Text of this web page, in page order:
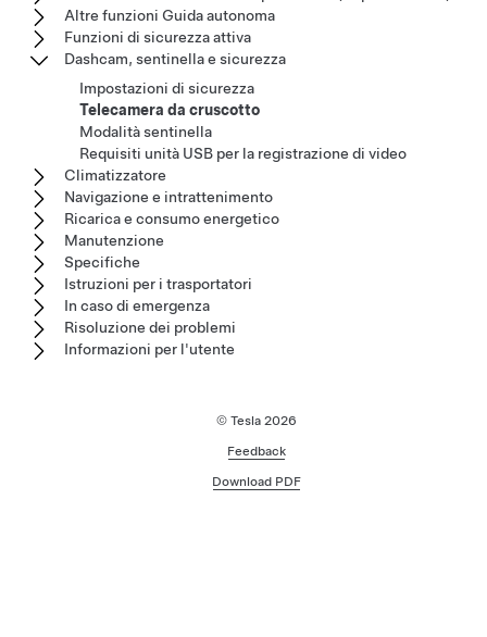
Altre funzioni Guida autonoma
Funzioni di sicurezza attiva
Dashcam, sentinella e sicurezza
Impostazioni di sicurezza
Telecamera da cruscotto
Modalità sentinella
Requisiti unità USB per la registrazione di video
Climatizzatore
Navigazione e intrattenimento
Ricarica e consumo energetico
Manutenzione
Specifiche
Istruzioni per i trasportatori
In caso di emergenza
Risoluzione dei problemi
Informazioni per l'utente
© Tesla 2026
Feedback
Download PDF